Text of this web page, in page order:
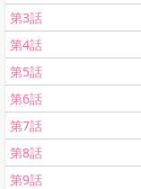
第3話
第4話
第5話
第6話
第7話
第8話
第9話